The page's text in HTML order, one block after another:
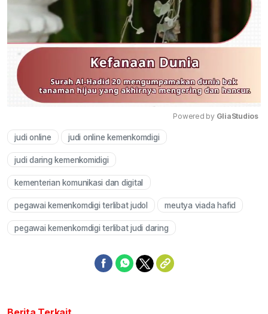
Powered by GliaStudios
judi online judi online kemenkomdigi
judi daring kemenkomidigi
kementerian komunikasi dan digital
pegawai kemenkomdigi terlibat judol meutya viada hafid
pegawai kemenkomdigi terlibat judi daring